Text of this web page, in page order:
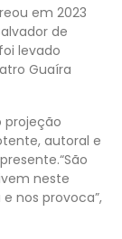
em 2023
de
levado
Guaíra
projeção
autoral e
neste
nos provoca”,